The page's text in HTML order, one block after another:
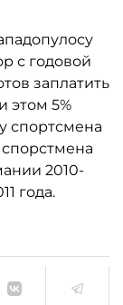
с годовой
заплатить
этом 5%
спортсмена
2010-
года.